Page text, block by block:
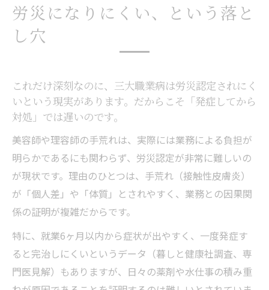
労災になりにくい、という落と
し穴
これだけ深刻なのに、三大職業病は労災認定されにく
いという現実があります。だからこそ「発症してから
対処」では遅いのです。
美容師や理容師の手荒れは、実際には業務による負担が
明らかであるにも関わらず、労災認定が非常に難しいの
が現状です。理由のひとつは、手荒れ（接触性皮膚炎）
が「個人差」や「体質」とされやすく、業務との因果関
係の証明が複雑だからです。
特に、就業6ヶ月以内から症状が出やすく、一度発症す
ると完治しにくいというデータ（暮しと健康社調査、専
門医見解）もありますが、日々の薬剤や水仕事の積み重